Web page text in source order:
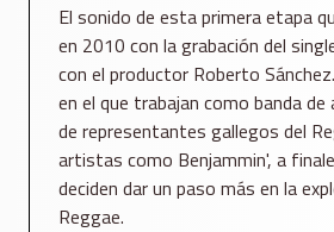
El sonido de esta primera etapa
en 2010 con la grabación del
con el productor Roberto
en el que trabajan como banda
de representantes gallegos del
artistas como Benjammin', a
deciden dar un paso más en la
Reggae.